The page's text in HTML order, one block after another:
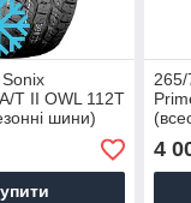
Т II OWL 112T
шини)
265/
4